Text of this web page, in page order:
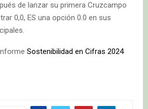
de lanzar su primera Cruzcampo
0,0, ES una opción 0.0 en sus
Sostenibilidad en Cifras 2024